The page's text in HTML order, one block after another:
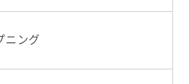
ニング